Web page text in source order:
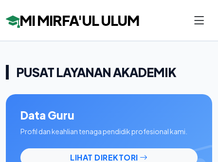
MI MIRFA'UL ULUM
PUSAT LAYANAN AKADEMIK
Data Guru
Profil dan keahlian tenaga pendidik profesional kami.
LIHAT DIREKTORI